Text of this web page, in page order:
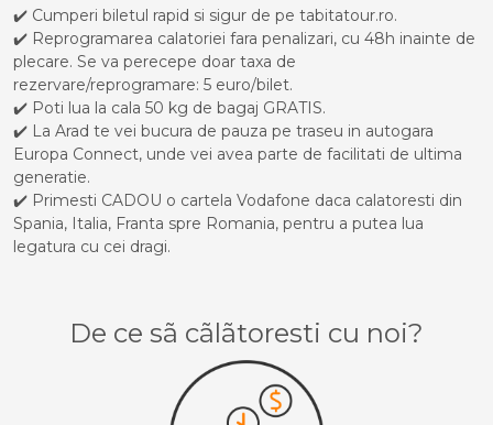
✔️ Cumperi biletul rapid si sigur de pe tabitatour.ro.
✔️ Reprogramarea calatoriei fara penalizari, cu 48h inainte de
plecare. Se va perecepe doar taxa de
rezervare/reprogramare: 5 euro/bilet.
✔️ Poti lua la cala 50 kg de bagaj GRATIS.
✔️ La Arad te vei bucura de pauza pe traseu in autogara
Europa Connect, unde vei avea parte de facilitati de ultima
generatie.
✔️ Primesti CADOU o cartela Vodafone daca calatoresti din
Spania, Italia, Franta spre Romania, pentru a putea lua
legatura cu cei dragi.
De ce sã cãlãtoresti cu noi?